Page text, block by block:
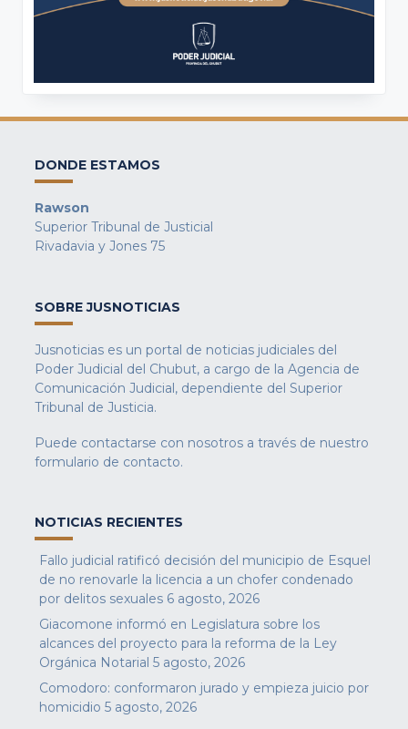
DONDE ESTAMOS
Rawson
Superior Tribunal de Justicial
Rivadavia y Jones 75
SOBRE JUSNOTICIAS
Jusnoticias es un portal de noticias judiciales del
Poder Judicial del Chubut, a cargo de la Agencia de
Comunicación Judicial, dependiente del Superior
Tribunal de Justicia.
Puede contactarse con nosotros a través de nuestro
formulario de contacto.
NOTICIAS RECIENTES
Fallo judicial ratificó decisión del municipio de Esquel
de no renovarle la licencia a un chofer condenado
por delitos sexuales 6 agosto, 2026
Giacomone informó en Legislatura sobre los
alcances del proyecto para la reforma de la Ley
Orgánica Notarial 5 agosto, 2026
Comodoro: conformaron jurado y empieza juicio por
homicidio 5 agosto, 2026